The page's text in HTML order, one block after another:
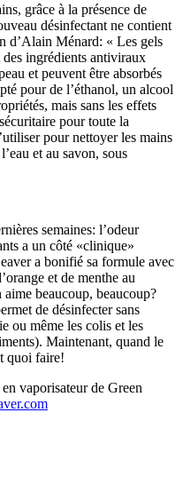
grâce à la présence de
désinfectant ne contient
d’Alain Ménard: « Les gels
ingrédients antiviraux
et peuvent être absorbés
pour de l’éthanol, un alcool
mais sans les effets
pour toute la
pour nettoyer les mains
et au savon, sous
semaines: l’odeur
a un côté «clinique»
a bonifié sa formule avec
et de menthe au
beaucoup, beaucoup?
de désinfecter sans
ou même les colis et les
Maintenant, quand le
quoi faire!
vaporisateur de Green